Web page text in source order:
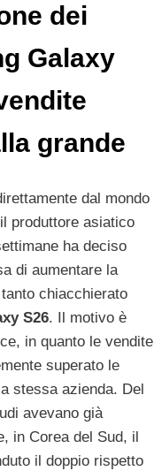
dei
Galaxy
grande
dal mondo
produttore asiatico
ha deciso
di aumentare la
chiacchierato
S26. Il motivo è
in quanto le vendite
superato le
stessa azienda. Del
avevano già
in Corea del Sud, il
il doppio rispetto